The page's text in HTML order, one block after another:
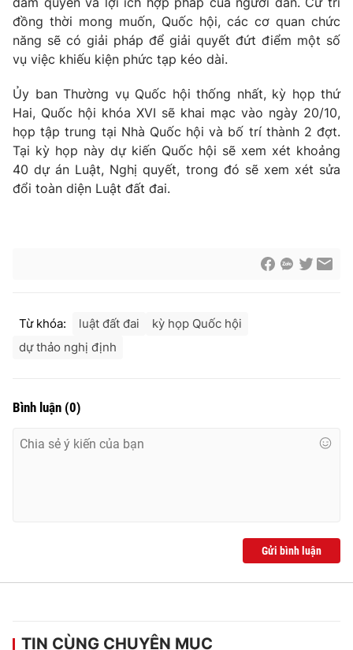
Cơ quan báo chí:Thời báo VTV
Giấy phép hoạt động báo in và báo điện tử số 483/GP-BTTTT
cấp ngày 29/12/2023
Phó Tổng Biên tập:
Nguyễn Thị Mỹ Hạnh, Phạm Quốc Thắng,
Nguyễn Trọng Ninh
Tổng đài VTV:024.38 355 931 - 024.38 355 932
Ðiện thoại Thời báo VTV:
024.66 897 897
Email: toasoan@vtv.vn
thuận bằng văn bản. Ghi rõ nguồn VTV.vn khi phát hành lại
đồng thời mong muốn, Quốc hội, các cơ quan chức
năng sẽ có giải pháp để giải quyết đứt điểm một số
vụ việc khiếu kiện phức tạp kéo dài.
Ủy ban Thường vụ Quốc hội thống nhất, kỳ họp thứ
Hai, Quốc hội khóa XVI sẽ khai mạc vào ngày 20/10,
họp tập trung tại Nhà Quốc hội và bố trí thành 2 đợt.
Tại kỳ họp này dự kiến Quốc hội sẽ xem xét khoảng
40 dự án Luật, Nghị quyết, trong đó sẽ xem xét sửa
đổi toàn diện Luật đất đai.
Từ khóa: luật đất đai
kỳ họp Quốc hội
dự thảo nghị định
Bình luận (0)
Gửi bình luận
TIN CÙNG CHUYÊN MỤC